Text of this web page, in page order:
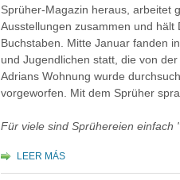
Sprüher-Magazin heraus, arbeitet
Ausstellungen zusammen und hält
Buchstaben. Mitte Januar fanden
und Jugendlichen statt, die von
Adrians Wohnung wurde
vorgeworfen. Mit dem Sprüher
Für viele sind Sprühereien einfach
LEER MÁS